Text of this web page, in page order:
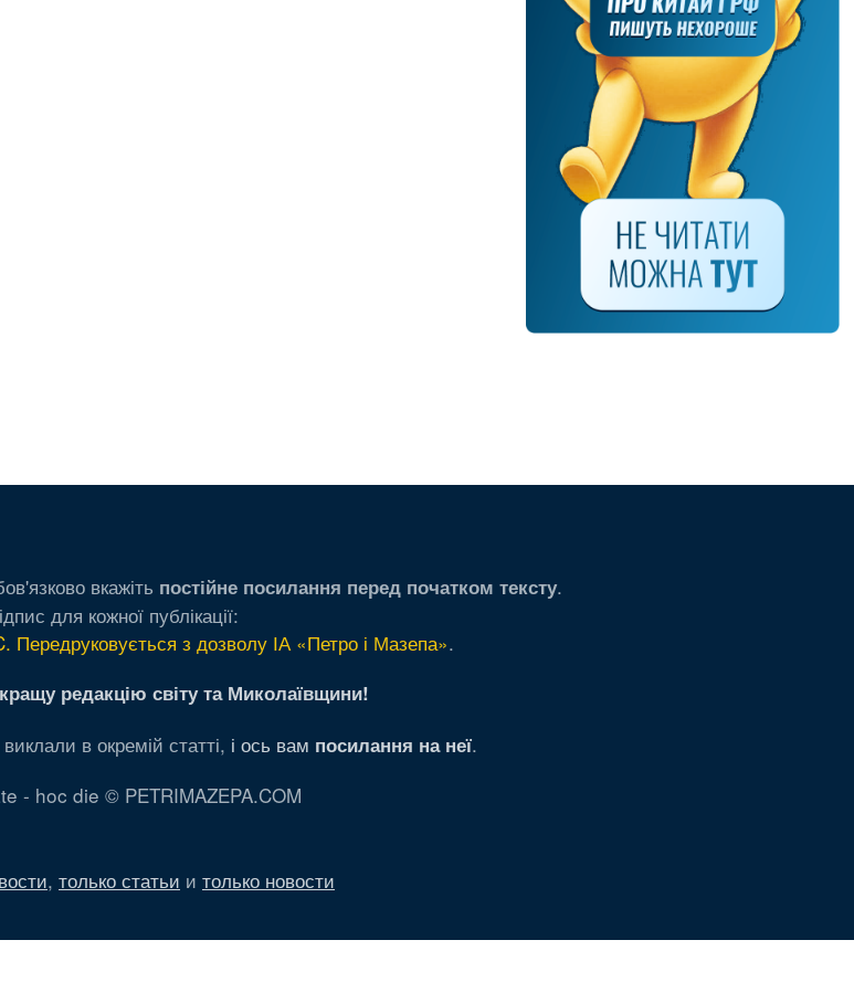
вкажіть постійне посилання перед початком тексту.
для кожної публікації:
з дозволу ІА «Петро і Мазепа».
редакцію світу та Миколаївщини!
в окремій статті, і ось вам посилання на неї.
- hoc die © PETRIMAZEPA.COM
, только статьи и только новости